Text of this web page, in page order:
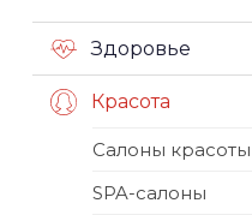
Здоровье
Красота
Салоны красоты
SPA-салоны